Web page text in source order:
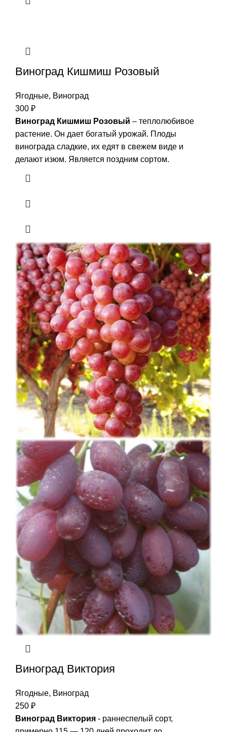
Виноград Кишмиш Розовый
Ягодные, Виноград
300 ₽
Виноград Кишмиш Розовый – теплолюбивое
растение. Он дает богатый урожай. Плоды
винограда сладкие, их едят в свежем виде и
делают изюм. Является поздним сортом.
Виноград Виктория
Ягодные, Виноград
250 ₽
Виноград Виктория - раннеспелый сорт,